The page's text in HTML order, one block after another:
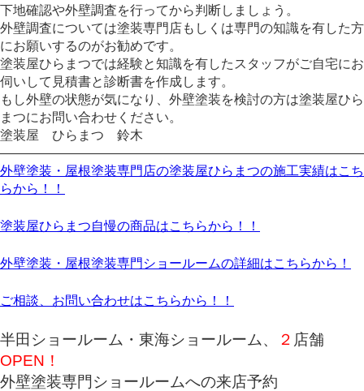
下地確認や外壁調査を行ってから判断しましょう。
外壁調査については塗装専門店もしくは専門の知識を有した方
にお願いするのがお勧めです。
塗装屋ひらまつでは経験と知識を有したスタッフがご自宅にお
伺いして見積書と診断書を作成します。
もし外壁の状態が気になり、外壁塗装を検討の方は塗装屋ひら
まつにお問い合わせください。
塗装屋 ひらまつ 鈴木
外壁塗装・屋根塗装専門店の塗装屋ひらまつの施工実績はこち
らから！！
塗装屋ひらまつ自慢の商品はこちらから！！
外壁塗装・屋根塗装専門ショールームの詳細はこちらから！
ご相談、お問い合わせはこちらから！！
半田ショールーム・東海ショールーム、 ２ 店舗
OPEN！
外壁塗装専門ショールームへの来店予約